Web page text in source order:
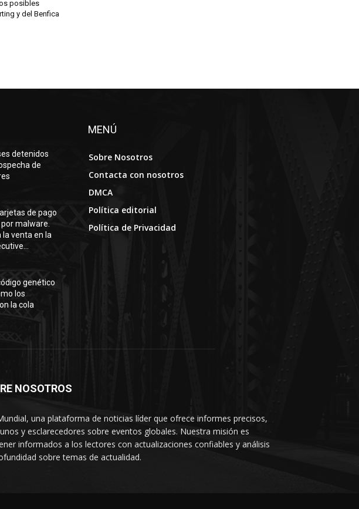
posibles
y del Benfica
detenidos
de
de pago
malware.
la venta en la
genético
los
la cola
MENÚ
Sobre Nosotros
Contacta con nosotros
DMCA
Política editorial
Política de Privacidad
NOSOTROS
una plataforma de noticias líder que ofrece informes precisos,
y esclarecedores sobre eventos globales. Nuestra misión es
informados a los lectores con actualizaciones confiables y análisis
sobre temas de actualidad.